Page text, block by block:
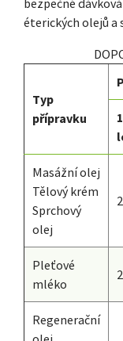
éterických olejů a
Typ
přípravku
Masážní olej
Tělový krém
Sprchový
olej
Pleťové
mléko
Regenerační